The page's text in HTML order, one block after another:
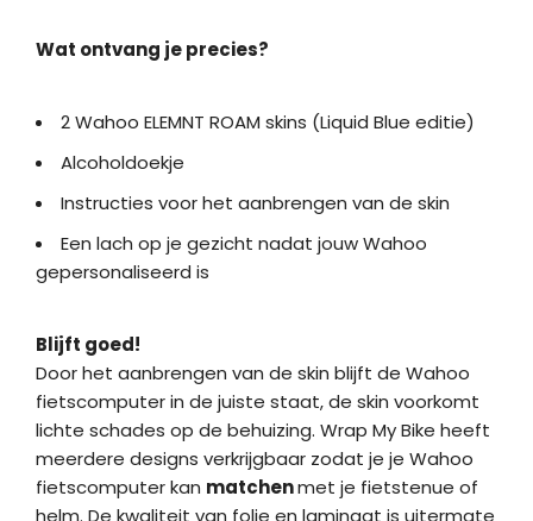
Wat ontvang je precies?
2 Wahoo ELEMNT ROAM skins (Liquid Blue editie)
Alcoholdoekje
Instructies voor het aanbrengen van de skin
Een lach op je gezicht nadat jouw Wahoo
gepersonaliseerd is
Blijft goed!
Door het aanbrengen van de skin blijft de Wahoo
fietscomputer in de juiste staat, de skin voorkomt
lichte schades op de behuizing. Wrap My Bike heeft
meerdere designs verkrijgbaar zodat je je Wahoo
fietscomputer kan matchenmet je fietstenue of
helm. De kwaliteit van folie en laminaat is uitermate